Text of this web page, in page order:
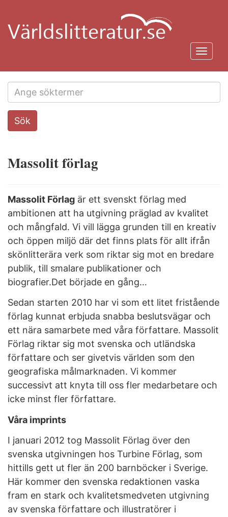
huvudinnehåll
Search
this
Sök
Massolit förlag
Massolit Förlag är ett svenskt förlag med
ambitionen att ha utgivning präglad av kvalitet
och mångfald. Vi vill lägga grunden till en kreativ
och öppen miljö där det finns plats för allt ifrån
skönlitterära verk som riktar sig mot en bredare
publik, till smalare publikationer och
biografier.Det började en gång…
Sedan starten 2010 har vi som ett litet fristående
förlag kunnat erbjuda snabba beslutsvägar och
ett nära samarbete med våra författare. Massolit
Förlag riktar sig mot svenska och utländska
författare och ser givetvis världen som den
geografiska målmarknaden. Vi kommer
successivt att knyta till oss fler medarbetare och
icke minst fler författare.
Våra imprints
I januari 2012 tog Massolit Förlag över den
svenska utgivningen hos Turbine Förlag, som
hittills gett ut fler än 200 barnböcker i Sverige.
Här kommer den svenska redaktionen vaska
fram en stark och kvalitetsmedveten utgivning
av svenska författare och illustratörer i